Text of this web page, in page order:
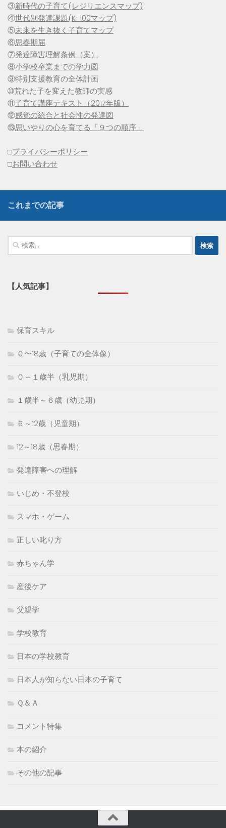
③新時代の子育て(レジリエンスマップ)
④世代別発達課題(K-100マップ)
⑤未来を生き抜く子育てマップ
⑥思春期届
⑦発達障害理解条例（案）
⑧小学校卒業までの学力図
⑨特別支援教育の全体計画
➉荒れた子を変えた教師の実感
⑪子育て講座テキスト（2017年版）
⑫感覚の統合と社会性の発達図
⑬思いやりの心を育てる「９つの順序」
□プライバシーポリシー
□お問い合わせ
これまでの記事
検
索:
【人気記事】
保育スキル
０〜18歳（子育ての全体像）
０～１歳半（乳児期）
１歳半～６歳（幼児期）
６～12歳（児童期）
12～18歳（思春期）
発達障害への理解
いじめ・不登校
スマホ・ゲーム
正しい叱り方
赤ちゃん学
産後ケア
父親学
学校教育
日本の学校教育
日本人が知らない日本の子育て
Ｑ＆Ａ
コメント特集
本の紹介
その他の記事